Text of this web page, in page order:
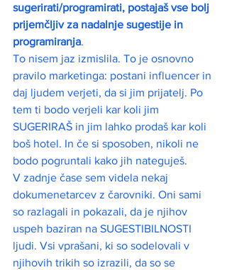
sugerirati/programirati, postajaš vse bolj
prijemčljiv za nadalnje sugestije in
programiranja.
To nisem jaz izmislila. To je osnovno
pravilo marketinga: postani influencer in
daj ljudem verjeti, da si jim prijatelj. Po
tem ti bodo verjeli kar koli jim
SUGERIRAŠ in jim lahko prodaš kar koli
boš hotel. In če si sposoben, nikoli ne
bodo pogruntali kako jih nateguješ.
V zadnje čase sem videla nekaj
dokumenetarcev z čarovniki. Oni sami
so razlagali in pokazali, da je njihov
uspeh baziran na SUGESTIBILNOSTI
ljudi. Vsi vprašani, ki so sodelovali v
njihovih trikih so izrazili, da so se